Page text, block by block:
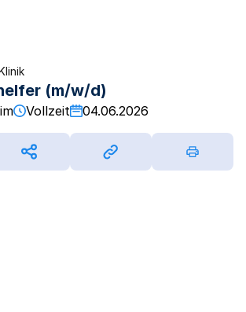
(m/w/d)
Vollzeit 04.06.2026